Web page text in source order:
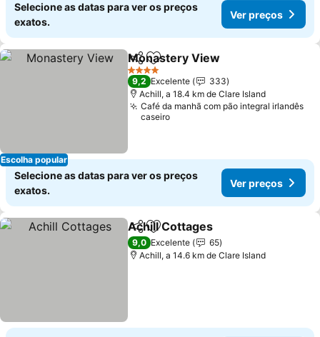
Selecione as datas para ver os preços
exatos.
Ver preços
Escolha popular
PartilharAdicionar aos favoritos
Monastery View
4 Estrelas
9,2 Excelente
333
Achill, a 18.4 km de Clare Island
Café da manhã com pão integral irlandês
caseiro
Selecione as datas para ver os preços
exatos.
Ver preços
PartilharAdicionar aos favoritos
Achill Cottages
9,0 Excelente
65
Achill, a 14.6 km de Clare Island